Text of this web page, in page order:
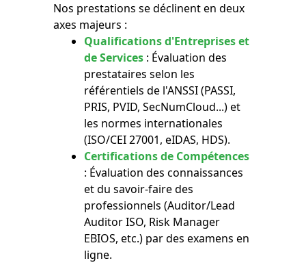
Nos prestations se déclinent en deux
axes majeurs :
Qualifications d'Entreprises et
de Services : Évaluation des
prestataires selon les
référentiels de l'ANSSI (PASSI,
PRIS, PVID, SecNumCloud...) et
les normes internationales
(ISO/CEI 27001, eIDAS, HDS).
Certifications de Compétences
: Évaluation des connaissances
et du savoir-faire des
professionnels (Auditor/Lead
Auditor ISO, Risk Manager
EBIOS, etc.) par des examens en
ligne.